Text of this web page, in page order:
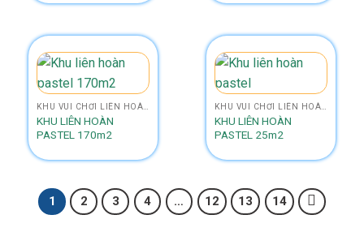
KHU LIÊN HOÀN
PASTEL 170m2
KHU LIÊN HOÀN
PASTEL 25m2
1 2 3 4 … 12 13 14